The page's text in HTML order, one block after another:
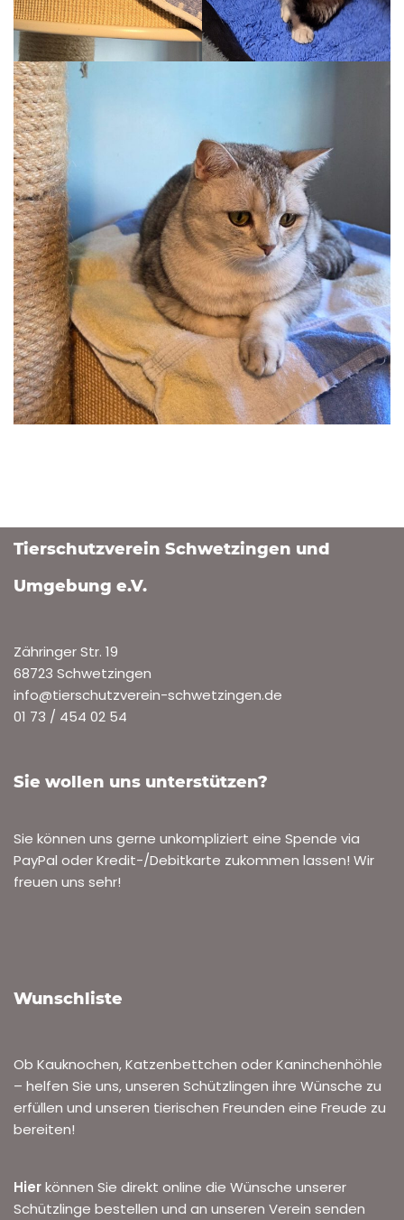
Tierschutzverein Schwetzingen und
Umgebung e.V.
Zähringer Str. 19
68723 Schwetzingen
info@tierschutzverein-schwetzingen.de
01 73 / 454 02 54
Sie wollen uns unterstützen?
Sie können uns gerne unkompliziert eine Spende via
PayPal oder Kredit-/Debitkarte zukommen lassen! Wir
freuen uns sehr!
Wunschliste
Ob Kauknochen, Katzenbettchen oder Kaninchenhöhle
– helfen Sie uns, unseren Schützlingen ihre Wünsche zu
erfüllen und unseren tierischen Freunden eine Freude zu
bereiten!
Hierkönnen Sie direkt online die Wünsche unserer
Schützlinge bestellen und an unseren Verein senden